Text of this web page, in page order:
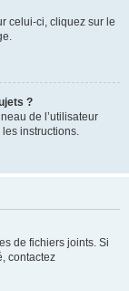
celui-ci, cliquez sur le
?
de l’utilisateur
les instructions.
de fichiers joints. Si
contactez